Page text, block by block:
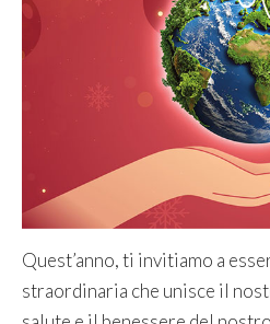
Quest’anno, ti invitiamo a
straordinaria che unisce il